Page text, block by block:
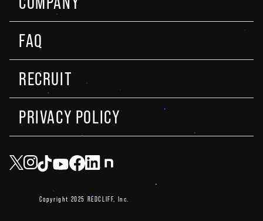
FAQ
RECRUIT
PRIVACY POLICY
Copyright 2025 REDCLIFF, Inc.